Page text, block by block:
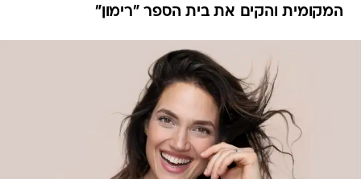
המקומית והקים את בית הספר "רימון"